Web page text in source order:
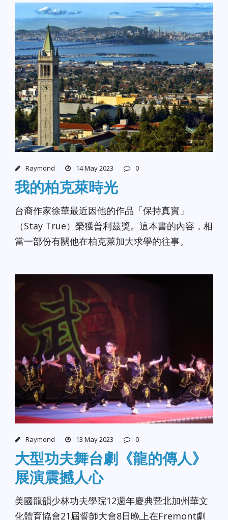
Raymond 14 May 2023 0
我的柏克萊時光
台裔作家徐華最近因他的作品「保持真實」
（Stay True）榮獲普利茲獎。這本書的內容，相
當一部份有關他在柏克萊加大求學的往事。
Raymond 13 May 2023 0
大型功夫舞台劇《龍的傳人》
展演震撼人心
美國龍韻少林功夫學院12週年慶典暨北加州華文
化體育協會21屆誓師大會8日晚上在Fremont劇